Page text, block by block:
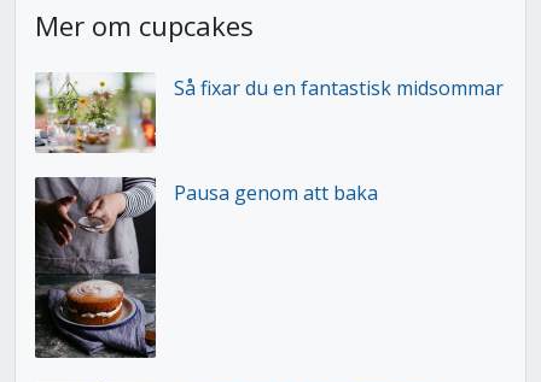
Mer om cupcakes
Så fixar du en fantastisk midsommar
Pausa genom att baka